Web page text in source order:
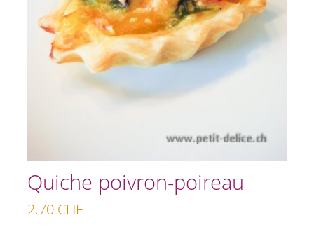
Quiche poivron-poireau
2.70 CHF